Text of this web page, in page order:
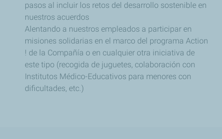
pasos al incluir los retos del desarrollo sostenible en
nuestros acuerdos
Alentando a nuestros empleados a participar en
misiones solidarias en el marco del programa Action
! de la Compañía o en cualquier otra iniciativa de
este tipo (recogida de juguetes, colaboración con
Institutos Médico-Educativos para menores con
dificultades, etc.)